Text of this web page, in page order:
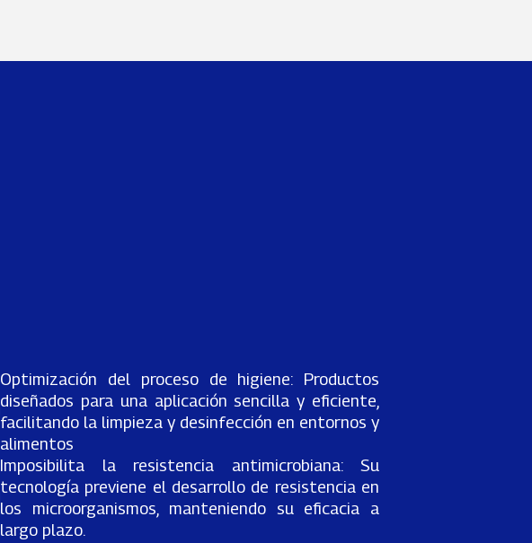
Optimización del proceso de higiene: Productos
diseñados para una aplicación sencilla y eficiente,
facilitando la limpieza y desinfección en entornos y
alimentos
Imposibilita la resistencia antimicrobiana: Su
tecnología previene el desarrollo de resistencia en
los microorganismos, manteniendo su eficacia a
largo plazo.